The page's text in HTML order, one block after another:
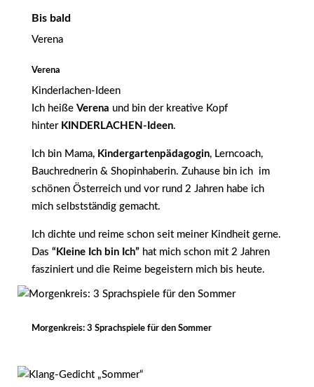
Bis bald
Verena
Verena
Kinderlachen-Ideen
Ich heiße Verena und bin der kreative Kopf
hinter KINDERLACHEN-Ideen.
Ich bin Mama, Kindergartenpädagogin, Lerncoach,
Bauchrednerin & Shopinhaberin. Zuhause bin ich im
schönen Österreich und vor rund 2 Jahren habe ich
mich selbstständig gemacht.
Ich dichte und reime schon seit meiner Kindheit gerne.
Das “Kleine Ich bin Ich” hat mich schon mit 2 Jahren
fasziniert und die Reime begeistern mich bis heute.
Morgenkreis: 3 Sprachspiele für den Sommer